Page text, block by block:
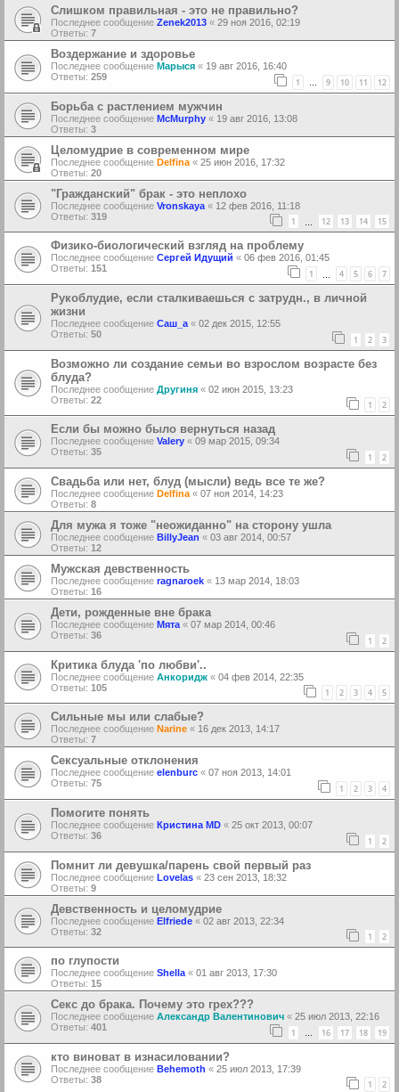
Слишком правильная - это не правильно?
Последнее сообщение Zenek2013 « 29 ноя 2016, 02:19
Ответы: 7
Воздержание и здоровье
Последнее сообщение Марыся « 19 авг 2016, 16:40
Ответы: 259 1 … 9 10 11 12
Борьба с растлением мужчин
Последнее сообщение McMurphy « 19 авг 2016, 13:08
Ответы: 3
Целомудрие в современном мире
Последнее сообщение Delfina « 25 июн 2016, 17:32
Ответы: 20
"Гражданский" брак - это неплохо
Последнее сообщение Vronskaya « 12 фев 2016, 11:18
Ответы: 319 1 12 13 14 15
Физико-биологический взгляд на проблему
Последнее сообщение Сергей Идущий « 06 фев 2016, 01:45
Ответы: 151 1 4 5 6 7
Рукоблудие, если сталкиваешься с затрудн., в личной
жизни
Последнее сообщение Саш_а « 02 дек 2015, 12:55
Ответы: 50 1 2 3
Возможно ли создание семьи во взрослом возрасте без
блуда?
Последнее сообщение Другиня « 02 июн 2015, 13:23
Ответы: 22 1 2
Если бы можно было вернуться назад
Последнее сообщение Valery « 09 мар 2015, 09:34
Ответы: 35 1 2
Свадьба или нет, блуд (мысли) ведь все те же?
Последнее сообщение Delfina « 07 ноя 2014, 14:23
Ответы: 8
Для мужа я тоже "неожиданно" на сторону ушла
Последнее сообщение BillyJean « 03 авг 2014, 00:57
Ответы: 12
Мужская девственность
Последнее сообщение ragnaroek « 13 мар 2014, 18:03
Ответы: 16
Дети, рожденные вне брака
Последнее сообщение Мята « 07 мар 2014, 00:46
Ответы: 36 1 2
Критика блуда 'по любви'..
Последнее сообщение Анкоридж « 04 фев 2014, 22:35
Ответы: 105 1 2 3 4 5
Сильные мы или слабые?
Последнее сообщение Narine « 16 дек 2013, 14:17
Ответы: 7
Сексуальные отклонения
Последнее сообщение elenburc « 07 ноя 2013, 14:01
Ответы: 75 1 2 3 4
Помогите понять
Последнее сообщение Кристина MD « 25 окт 2013, 00:07
Ответы: 36 1 2
Помнит ли девушка/парень свой первый раз
Последнее сообщение Lovelas « 23 сен 2013, 18:32
Ответы: 9
Девственность и целомудрие
Последнее сообщение Elfriede « 02 авг 2013, 22:34
Ответы: 32 1 2
по глупости
Последнее сообщение Shella « 01 авг 2013, 17:30
Ответы: 15
Секс до брака. Почему это грех???
Последнее сообщение Александр Валентинович « 25 июл 2013, 22:16
Ответы: 401 1 … 16 17 18 19
кто виноват в изнасиловании?
Последнее сообщение Behemoth « 25 июл 2013, 17:39
Ответы: 38 1 2